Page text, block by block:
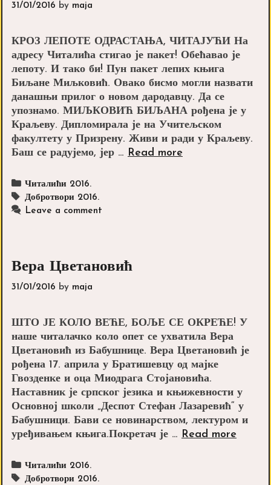
31/01/2016 by maja
КРОЗ ЛЕПОТЕ ОДРАСТАЊА, ЧИТАЈУЋИ На
адресу Читалића стигао је пакет! Обећавао је
лепоту. И тако би! Пун пакет лепих књига
Биљане Миљковић. Овако бисмо могли назвати
данашњи прилог о новом дародавцу. Да се
упознамо. МИЉКОВИЋ БИЉАНА рођена је у
Краљеву. Дипломирала је на Учитељском
факултету у Призрену. Живи и ради у Краљеву.
Баш се радујемо, јер … Read moreБиљана
Categories
Читалићи 2016.
Tags
Добротвори 2016.
Leave a comment
Вера Цветановић
31/01/2016 by maja
ШТО ЈЕ КОЛО ВЕЋЕ, БОЉЕ СЕ ОКРЕЋЕ! У
наше читалачко коло опет се ухватила Вера
Цветановић из Бабушнице. Вера Цветановић је
рођена 17. априла у Братишевцу од мајке
Гвозденке и оца Миодрага Стојановића.
Наставник је српског језика и књижевности у
Основној школи „Деспот Стефан Лазаревић“ у
Бабушници. Бави се новинарством, лектуром и
уређивањем књига.Покретач је … Read moreВера
Categories
Читалићи 2016.
Tags
Добротвори 2016.